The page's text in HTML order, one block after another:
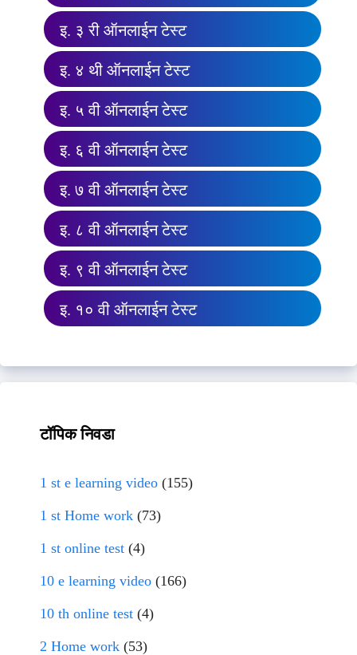
इ. ३ री ऑनलाईन टेस्ट
इ. ४ थी ऑनलाईन टेस्ट
इ. ५ वी ऑनलाईन टेस्ट
इ. ६ वी ऑनलाईन टेस्ट
इ. ७ वी ऑनलाईन टेस्ट
इ. ८ वी ऑनलाईन टेस्ट
इ. ९ वी ऑनलाईन टेस्ट
इ. १० वी ऑनलाईन टेस्ट
टॉपिक निवडा
1 st e learning video (155)
1 st Home work (73)
1 st online test (4)
10 e learning video (166)
10 th online test (4)
2 Home work (53)